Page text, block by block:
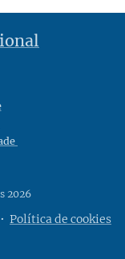
2026
Política de cookies